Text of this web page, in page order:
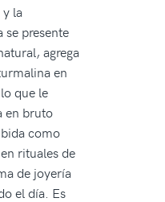
la
presente
agrega
en
que le
en bruto
como
rituales de
de joyería
el día. Es